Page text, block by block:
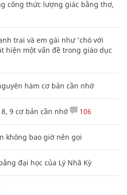
công thức lượng giác bằng thơ,
trai và em gái như 'chó với
hiện một vấn đề trong giáo dục
hàm cơ bản cần nhớ
9 cơ bản cần nhớ 106
không bao giờ nên gọi
đại học của Lý Nhã Kỳ